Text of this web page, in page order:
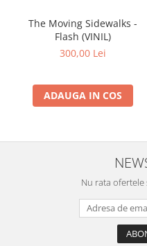
The Moving Sidewalks -
Flash (VINIL)
300,00 Lei
ADAUGA IN COS
Nu rata